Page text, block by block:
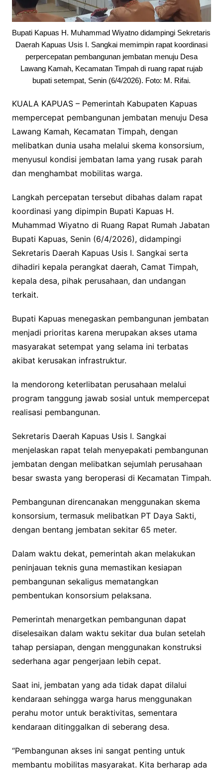
Bupati Kapuas H. Muhammad Wiyatno didampingi Sekretaris
Daerah Kapuas Usis I. Sangkai memimpin rapat koordinasi
perpercepatan pembangunan jembatan menuju Desa
Lawang Kamah, Kecamatan Timpah di ruang rapat rujab
bupati setempat, Senin (6/4/2026). Foto: M. Rifai.
KUALA KAPUAS – Pemerintah Kabupaten Kapuas
mempercepat pembangunan jembatan menuju Desa
Lawang Kamah, Kecamatan Timpah, dengan
melibatkan dunia usaha melalui skema konsorsium,
menyusul kondisi jembatan lama yang rusak parah
dan menghambat mobilitas warga.
Langkah percepatan tersebut dibahas dalam rapat
koordinasi yang dipimpin Bupati Kapuas H.
Muhammad Wiyatno di Ruang Rapat Rumah Jabatan
Bupati Kapuas, Senin (6/4/2026), didampingi
Sekretaris Daerah Kapuas Usis I. Sangkai serta
dihadiri kepala perangkat daerah, Camat Timpah,
kepala desa, pihak perusahaan, dan undangan
terkait.
Bupati Kapuas menegaskan pembangunan jembatan
menjadi prioritas karena merupakan akses utama
masyarakat setempat yang selama ini terbatas
akibat kerusakan infrastruktur.
Ia mendorong keterlibatan perusahaan melalui
program tanggung jawab sosial untuk mempercepat
realisasi pembangunan.
Sekretaris Daerah Kapuas Usis I. Sangkai
menjelaskan rapat telah menyepakati pembangunan
jembatan dengan melibatkan sejumlah perusahaan
besar swasta yang beroperasi di Kecamatan Timpah.
Pembangunan direncanakan menggunakan skema
konsorsium, termasuk melibatkan PT Daya Sakti,
dengan bentang jembatan sekitar 65 meter.
Dalam waktu dekat, pemerintah akan melakukan
peninjauan teknis guna memastikan kesiapan
pembangunan sekaligus mematangkan
pembentukan konsorsium pelaksana.
Pemerintah menargetkan pembangunan dapat
diselesaikan dalam waktu sekitar dua bulan setelah
tahap persiapan, dengan menggunakan konstruksi
sederhana agar pengerjaan lebih cepat.
Saat ini, jembatan yang ada tidak dapat dilalui
kendaraan sehingga warga harus menggunakan
perahu motor untuk beraktivitas, sementara
kendaraan ditinggalkan di seberang desa.
“Pembangunan akses ini sangat penting untuk
membantu mobilitas masyarakat. Kita berharap ada